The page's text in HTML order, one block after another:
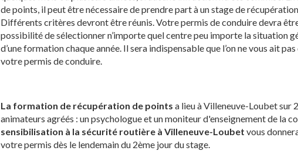
de points, il peut être nécessaire de prendre part à un stage de
Différents critères devront être réunis. Votre permis de conduire devra
possibilité de sélectionner n’importe quel centre peu importe la situation
d’une formation chaque année. Il sera indispensable que l’on ne vous ait
votre permis de conduire.
La formation de récupération de points a lieu à Villeneuve-Loubet sur
animateurs agréés : un psychologue et un moniteur d'enseignement de la
sensibilisation à la sécurité routière à Villeneuve-Loubet vous
votre permis dès le lendemain du 2ème jour du stage.